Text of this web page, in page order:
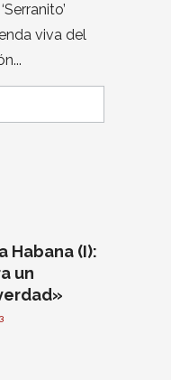
viva del
Habana (I):
un